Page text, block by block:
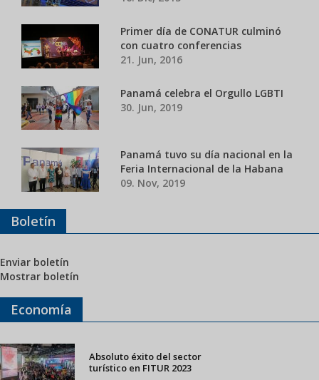
Primer día de CONATUR culminó
con cuatro conferencias
21. Jun, 2016
Panamá celebra el Orgullo LGBTI
30. Jun, 2019
Panamá tuvo su día nacional en la
Feria Internacional de la Habana
09. Nov, 2019
Boletín
Enviar boletín
Mostrar boletín
Economía
Absoluto éxito del sector
turístico en FITUR 2023